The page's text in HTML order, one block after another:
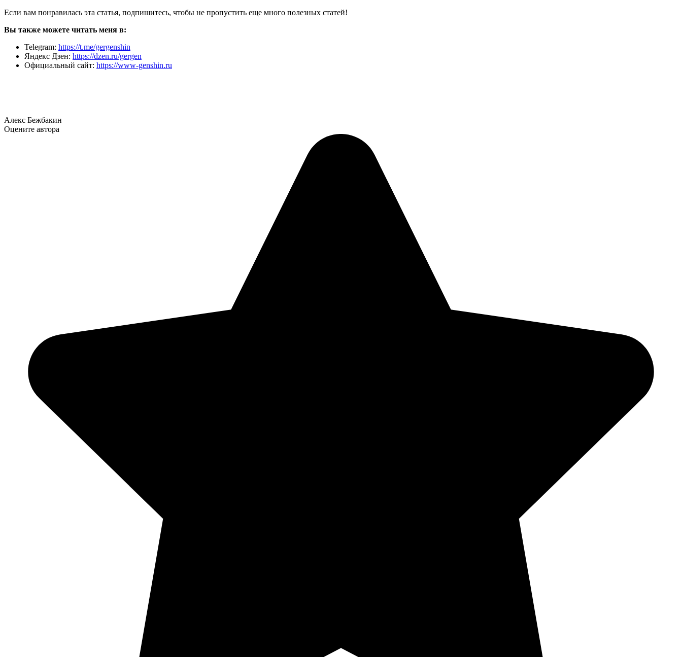
Если вам понравилась эта статья, подпишитесь, чтобы не пропустить еще много полезных статей!
Вы также можете читать меня в:
Telegram: https://t.me/gergenshin
Яндекс Дзен: https://dzen.ru/gergen
Официальный сайт: https://www-genshin.ru
Алекс Бежбакин
Оцените автора